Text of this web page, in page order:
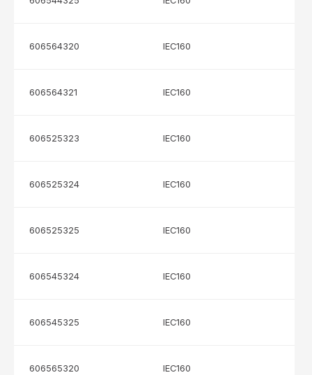
606564320 IEC160
606564321 IEC160
606525323 IEC160
606525324 IEC160
606525325 IEC160
606545324 IEC160
606545325 IEC160
606565320 IEC160